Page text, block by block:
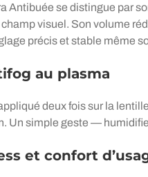
Antibuée se distingue par
visuel. Son volume
précis et stable même
au plasma
deux fois sur la
Un simple geste —
et confort